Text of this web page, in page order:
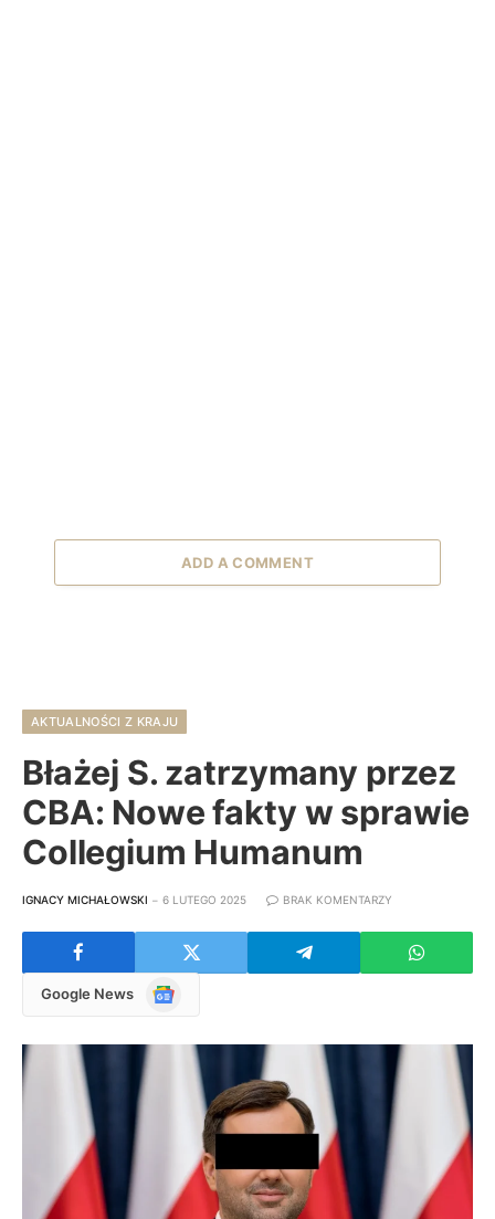
ADD A COMMENT
AKTUALNOŚCI Z KRAJU
Błażej S. zatrzymany przez
CBA: Nowe fakty w sprawie
Collegium Humanum
IGNACY MICHAŁOWSKI 6 LUTEGO 2025 BRAK KOMENTARZY
Google News
Google